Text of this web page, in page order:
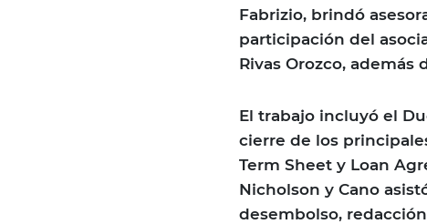
Fabrizio, brindó
participación del
Rivas Orozco, además
El trabajo incluyó el
cierre de los
Term Sheet y Loan
Nicholson y Cano
desembolso,